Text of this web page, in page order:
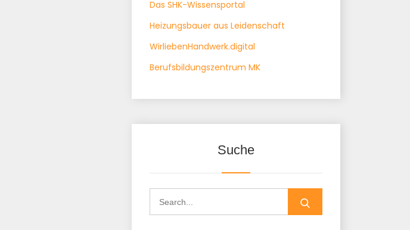
Das SHK-Wissensportal
Heizungsbauer aus Leidenschaft
WirliebenHandwerk.digital
Berufsbildungszentrum MK
Suche